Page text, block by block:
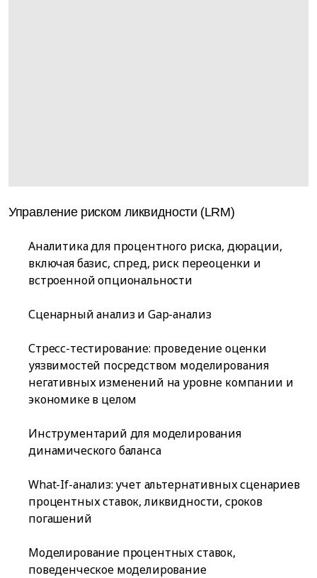
Управление риском ликвидности (LRM)
Аналитика для процентного риска, дюрации,
включая базис, спред, риск переоценки и
встроенной опциональности
Сценарный анализ и Gap-анализ
Стресс-тестирование: проведение оценки
уязвимостей посредством моделирования
негативных изменений на уровне компании и
экономике в целом
Инструментарий для моделирования
динамического баланса
What-If-анализ: учет альтернативных сценариев
процентных ставок, ликвидности, сроков
погашений
Моделирование процентных ставок,
поведенческое моделирование